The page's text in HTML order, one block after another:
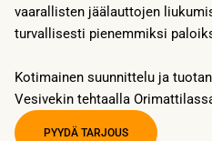
vaarallisten jäälauttojen
turvallisesti pienemmiksi
Kotimainen suunnittelu ja
Vesivekin tehtaalla
PYYDÄ TARJOUS